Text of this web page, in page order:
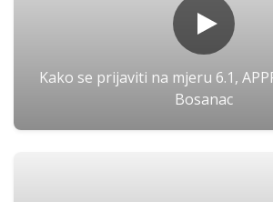
Kako se prijaviti na mjeru 6.1,
Bosanac